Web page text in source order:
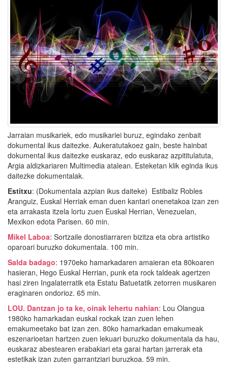
Jarraian musikariek, edo musikariei buruz, egindako zenbait
dokumental ikus daitezke. Aukeratutakoez gain, beste hainbat
dokumental ikus daitezke euskaraz, edo euskaraz azpititulatuta,
Argia aldizkariaren Multimedia atalean. Esteketan klik eginda ikus
daitezke dokumentalak.
Estitxu: (Dokumentala azpian ikus daiteke) Estibaliz Robles
Aranguiz, Euskal Herriak eman duen kantari onenetakoa izan zen
eta arrakasta itzela lortu zuen Euskal Herrian, Venezuelan,
Mexikon edota Parisen. 60 min.
Mikel Laboa: Sortzaile donostiarraren bizitza eta obra artistiko
oparoari buruzko dokumentala. 100 min.
Salda badago: 1970eko hamarkadaren amaieran eta 80koaren
hasieran, Hego Euskal Herrian, punk eta rock taldeak agertzen
hasi ziren Ingalaterratik eta Estatu Batuetatik zetorren musikaren
eraginaren ondorioz. 65 min.
LOU. Dantzan jo ta ke, oinak lehertu nahian: Lou Olangua
1980ko hamarkadan euskal rockak izan zuen lehen
emakumeetako bat izan zen. 80ko hamarkadan emakumeak
eszenarioetan hartzen zuen lekuari buruzko dokumentala da hau,
euskaraz abestearen erabakiari eta garai hartan jarrerak eta
estetikak izan zuten garrantziari buruzkoa. 59 min.